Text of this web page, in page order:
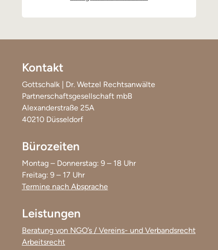
Kontakt
Gottschalk | Dr. Wetzel Rechtsanwälte
Partnerschaftsgesellschaft mbB
Alexanderstraße 25A
40210 Düsseldorf
Bürozeiten
Montag – Donnerstag: 9 – 18 Uhr
Freitag: 9 – 17 Uhr
Termine nach Absprache
Leistungen
Beratung von NGO’s / Vereins- und Verbandsrecht
Arbeitsrecht